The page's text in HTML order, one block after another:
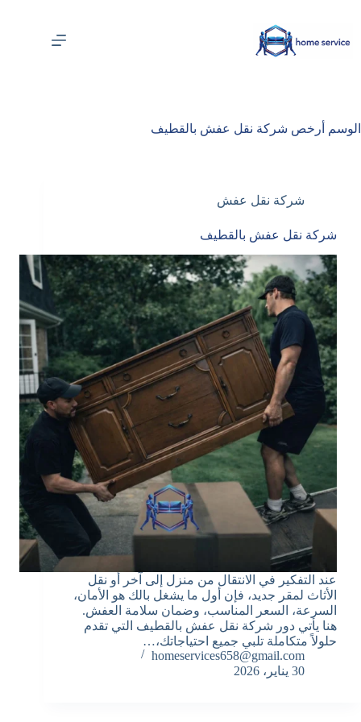
المحتوى
الوسم أرخص شركة نقل عفش بالقطيف
شركة نقل عفش
شركة نقل عفش بالقطيف
عند التفكير في الانتقال من منزل إلى آخر أو نقل
الأثاث لمقر جديد، فإن أول ما يشغل بالك هو الأمان،
السرعة، السعر المناسب، وضمان سلامة العفش.
هنا يأتي دور شركة نقل عفش بالقطيف التي تقدم
حلولاً متكاملة تلبي جميع احتياجاتك،…
homeservices658@gmail.com
30 يناير، 2026